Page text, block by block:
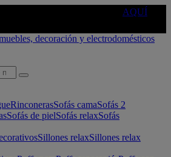
AQUÍ
RinconerasSofás camaSofás 2
Sofás de pielSofás relaxSofás
Sillones relaxSillones relax